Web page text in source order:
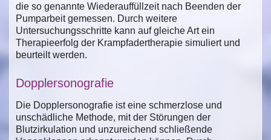
die so genannte Wiederauffüllzeit nach Beenden der
Pumparbeit gemessen. Durch weitere
Untersuchungsschritte kann auf gleiche Art ein
Therapieerfolg der Krampfadertherapie simuliert und
beurteilt werden.
Dopplersonografie
Die Dopplersonografie ist eine schmerzlose und
unschädliche Methode, mit der Störungen der
Blutzirkulation und unzureichend schließende